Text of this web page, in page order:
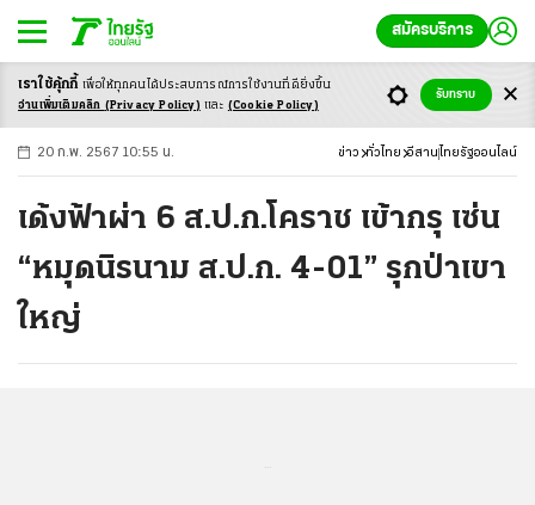
สมัครบริการ
-ก ก ก+
20 ก.พ. 2567 10:55 น. ข่าว ทั่วไทย อีสาน ไทยรัฐออนไลน์
เด้งฟ้าผ่า 6 ส.ป.ก.โคราช เข้ากรุ เซ่น
“หมุดนิรนาม ส.ป.ก. 4-01” รุกป่าเขา
ใหญ่
เราใช้คุ้กกี้ เพื่อให้ทุกคนได้ประสบการณ์การใช้งานที่ดียิ่งขึ้น
อ่านเพิ่มเติมคลิก (Privacy Policy) และ (Cookie Policy)
รับทราบ